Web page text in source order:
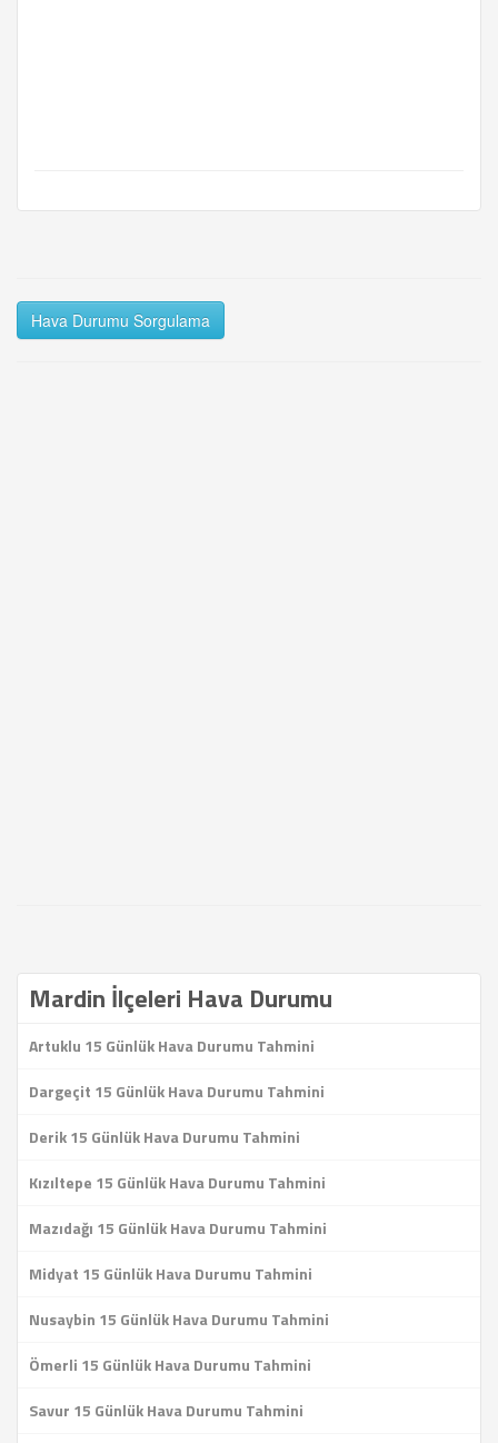
Hava Durumu Sorgulama
Mardin İlçeleri Hava Durumu
Artuklu 15 Günlük Hava Durumu Tahmini
Dargeçit 15 Günlük Hava Durumu Tahmini
Derik 15 Günlük Hava Durumu Tahmini
Kızıltepe 15 Günlük Hava Durumu Tahmini
Mazıdağı 15 Günlük Hava Durumu Tahmini
Midyat 15 Günlük Hava Durumu Tahmini
Nusaybin 15 Günlük Hava Durumu Tahmini
Ömerli 15 Günlük Hava Durumu Tahmini
Savur 15 Günlük Hava Durumu Tahmini